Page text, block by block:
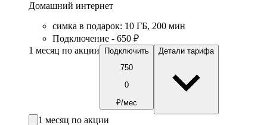
Домашний интернет
симка в подарок: 10 ГБ, 200 мин
Подключение - 650 ₽
1 месяц по акции
Подключить
750
0
₽/мес
Детали тарифа
1 месяц по акции